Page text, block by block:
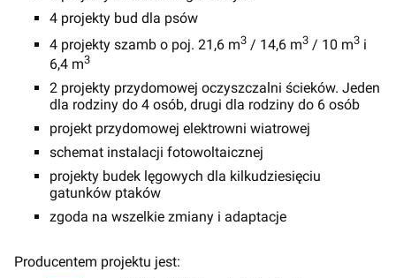
4 projekty bud dla psów
4 projekty szamb o poj. 21,6 m3 / 14,6 m3 / 10 m3 i
6,4 m3
2 projekty przydomowej oczyszczalni ścieków. Jeden
dla rodziny do 4 osób, drugi dla rodziny do 6 osób
projekt przydomowej elektrowni wiatrowej
schemat instalacji fotowoltaicznej
projekty budek lęgowych dla kilkudziesięciu
gatunków ptaków
zgoda na wszelkie zmiany i adaptacje
Producentem projektu jest: